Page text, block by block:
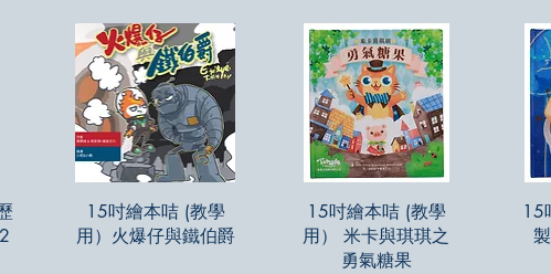
快速瀏覽
15吋繪本咭 (教學
用）火爆仔與鐵伯爵
快速瀏覽
15吋繪本咭 (教學
用） 米卡與琪琪之
勇氣糖果
15